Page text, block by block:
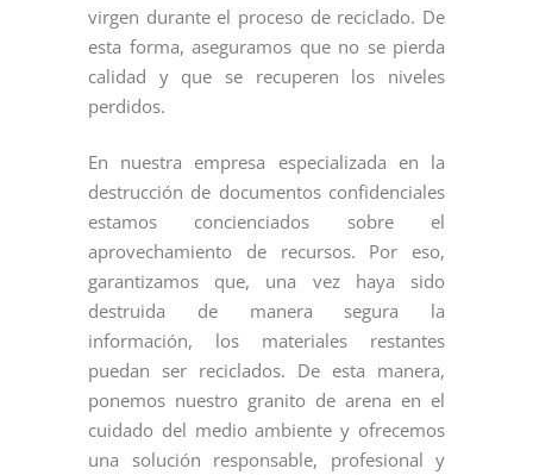
virgen durante el proceso de reciclado. De
esta forma, aseguramos que no se pierda
calidad y que se recuperen los niveles
perdidos.
En nuestra empresa especializada en la
destrucción de documentos confidenciales
estamos concienciados sobre el
aprovechamiento de recursos. Por eso,
garantizamos que, una vez haya sido
destruida de manera segura la
información, los materiales restantes
puedan ser reciclados. De esta manera,
ponemos nuestro granito de arena en el
cuidado del medio ambiente y ofrecemos
una solución responsable, profesional y